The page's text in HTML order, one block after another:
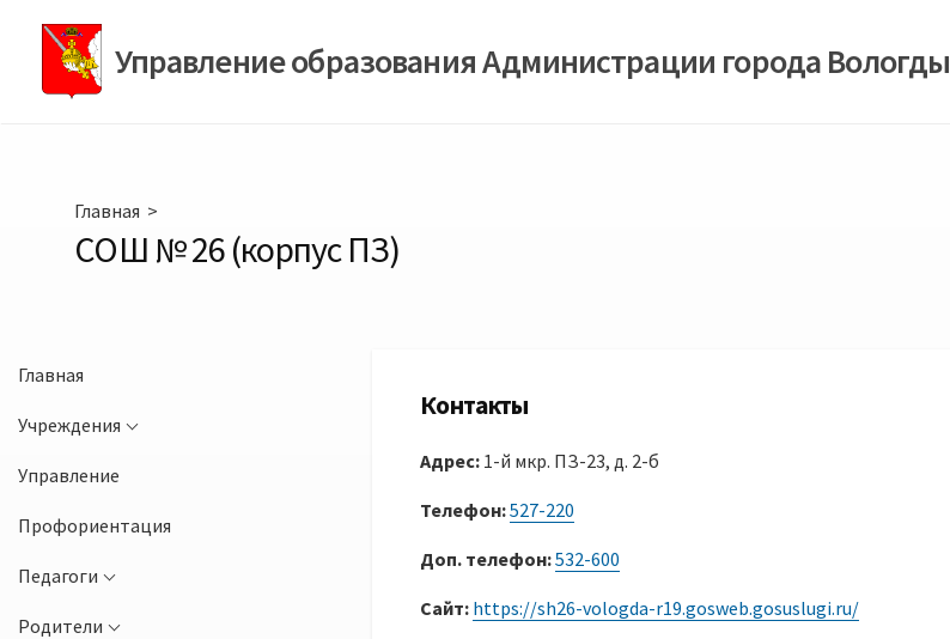
содержимомуУправление образования Администрации города Вологды
Главная >
СОШ № 26 (корпус ПЗ)
Главная
Учреждения
Управление
Профориентация
Педагоги
Родители
Контакты
Адрес: 1-й мкр. ПЗ-23, д. 2-б
Телефон:527-220
Доп. телефон:532-600
Сайт: https://sh26-vologda-r19.gosweb.gosuslugi.ru/